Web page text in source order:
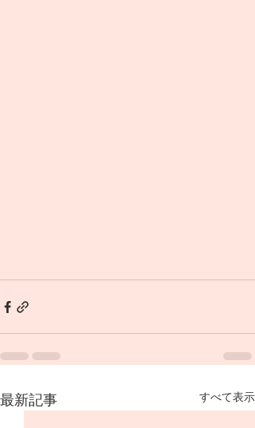
最新記事 すべて表示